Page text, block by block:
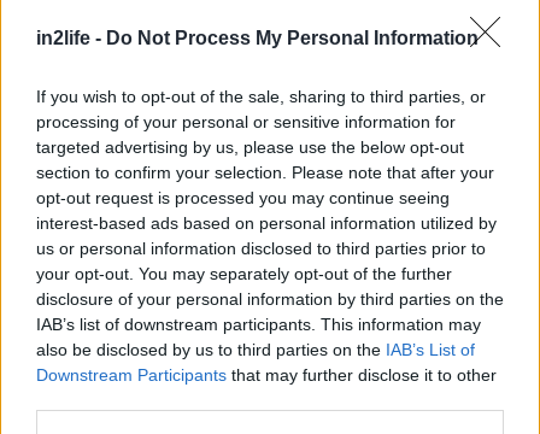
in2life - Do Not Process My Personal Information
If you wish to opt-out of the sale, sharing to third parties, or
processing of your personal or sensitive information for
targeted advertising by us, please use the below opt-out
section to confirm your selection. Please note that after your
opt-out request is processed you may continue seeing
interest-based ads based on personal information utilized by
us or personal information disclosed to third parties prior to
your opt-out. You may separately opt-out of the further
disclosure of your personal information by third parties on the
IAB’s list of downstream participants. This information may
also be disclosed by us to third parties on the IAB’s List of
Downstream Participants that may further disclose it to other
Κάποιες άλλες παρουσίες γίνονται αντιληπτές
γίνονται αισθητές μόνο δια της ακοής. Συναντάς
ακόμα μάσκες με τις μορφέςΣειληνών,
Κερασφόρωναλλά και του πρώτου
καταγεγραμμένουΒαμπίρ. Πρόκειται για μία
φοβιστική γυναικεία φιγούρα με κυνόδοντες που
εξέχουν από το στόμα, με την οποία οι αρχαίες
μητέρες φόβιζαν τα παιδιά όταν δεν έτρωγαν το
φαγητό τους! Με πιο αφαιρετική διάσταση
απεικονίζονται ζωγραφικά οι Εκατόχειρες.